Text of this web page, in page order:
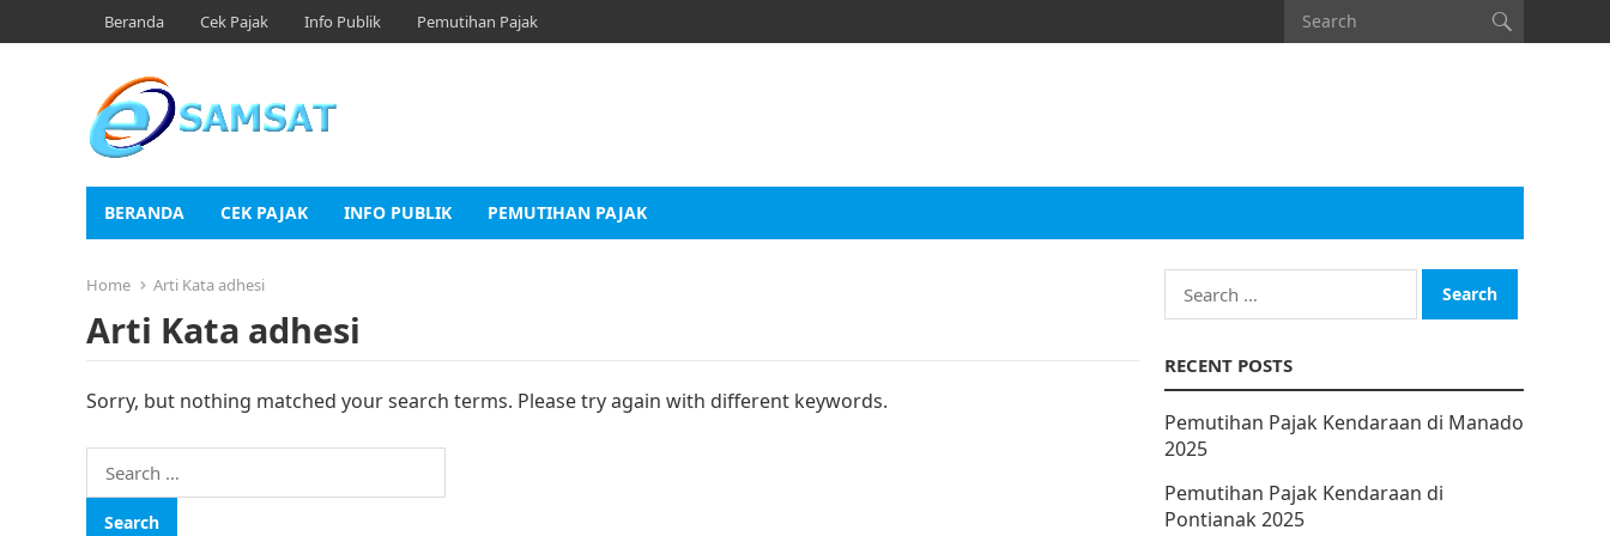
Beranda Cek Pajak Info Publik Pemutihan Pajak
BERANDA CEK PAJAK INFO PUBLIK PEMUTIHAN PAJAK
Home Arti Kata adhesi
Arti Kata adhesi
Sorry, but nothing matched your search terms. Please try again with different keywords.
Search
for:
Search
for:
RECENT POSTS
Pemutihan Pajak Kendaraan di Manado
2025
Pemutihan Pajak Kendaraan di
Pontianak 2025